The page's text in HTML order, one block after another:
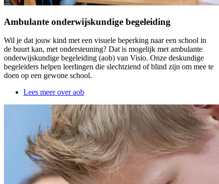
Ambulante onderwijskundige begeleiding
Wil je dat jouw kind met een visuele beperking naar een school in
de buurt kan, met ondersteuning? Dat is mogelijk met ambulante
onderwijskundige begeleiding (aob) van Visio. Onze deskundige
begeleiders helpen leerlingen die slechtziend of blind zijn om mee te
doen op een gewone school.
Lees meer over aob